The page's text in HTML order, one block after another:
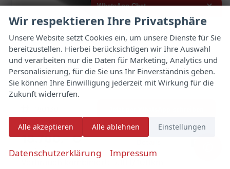
Skoda Fabia
Selection PDC+LED+SMART LINK+LANE ASSIST
unverbindliche Lieferzeit: ca. 5 Monate Neuwagen
Kraftstoff
Benzin Leistung 70 kW (95 PS)
18.700,– €
WhatsApp Chat ×
ich interessiere mich für das oben
genannte Fahrzeug und freue mich
über Eure Kontaktaufnahme.
Viele Grüße
Wir respektieren Ihre Privatsphäre
Unsere Website setzt Cookies ein, um unsere Dienste für Sie
bereitzustellen. Hierbei berücksichtigen wir Ihre Auswahl
und verarbeiten nur die Daten für Marketing, Analytics und
Personalisierung, für die Sie uns Ihr Einverständnis geben.
Sie können Ihre Einwilligung jederzeit mit Wirkung für die
Zukunft widerrufen.
Alle akzeptieren Alle ablehnen Einstellungen
Datenschutzerklärung Impressum